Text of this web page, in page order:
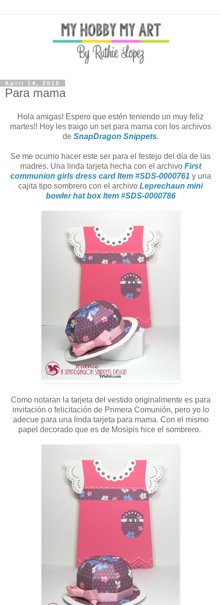
April 14, 2015
Para mama
Hola amigas! Espero que estén teniendo un muy feliz
martes!! Hoy les traigo un set para mama con los archivos
de SnapDragon Snippets.
Se me ocurrio hacer este ser para el festejo del día de las
madres. Una linda tarjeta hecha con el archivo First
communion girls dress card Item #SDS-0000761 y una
cajita tipo sombrero con el archivo Leprechaun mini
bowler hat box Item #SDS-0000786
Como notaran la tarjeta del vestido originalmente es para
invitación o felicitación de Primera Comunión, pero yo lo
adecue para una linda tarjeta para mama. Con el mismo
papel decorado que es de Mosipis hice el sombrero.